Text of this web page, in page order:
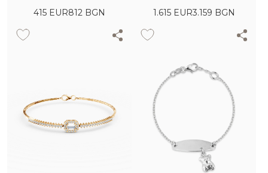
415 EUR812 BGN 1.615 EUR3.159 BGN